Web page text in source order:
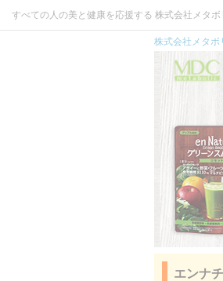
すべての人の美と健康を応援する 株式会社メタボ
株式会社メタボ
エンナ